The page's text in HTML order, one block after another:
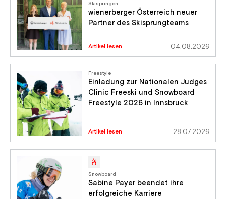
Skispringen
wienerberger Österreich neuer
Partner des Skisprungteams
Artikel lesen 04.08.2026
Freestyle
Einladung zur Nationalen Judges
Clinic Freeski und Snowboard
Freestyle 2026 in Innsbruck
Artikel lesen 28.07.2026
Snowboard
Sabine Payer beendet ihre
erfolgreiche Karriere